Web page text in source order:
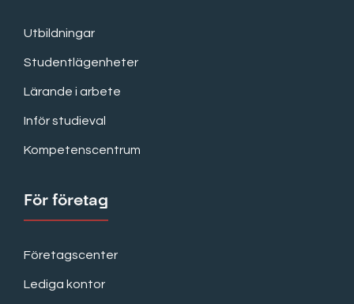
Utbildningar
Studentlägenheter
Lärande i arbete
Inför studieval
Kompetenscentrum
För företag
Företagscenter
Lediga kontor